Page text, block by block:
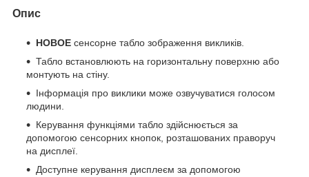
Опис
НОВОЕ сенсорне табло зображення викликів.
Табло встановлюють на горизонтальну поверхню або
монтують на стіну.
Інформація про виклики може озвучуватися голосом
людини.
Керування функціями табло здійснюється за
допомогою сенсорних кнопок, розташованих праворуч
на дисплеї.
Доступне керування дисплеєм за допомогою